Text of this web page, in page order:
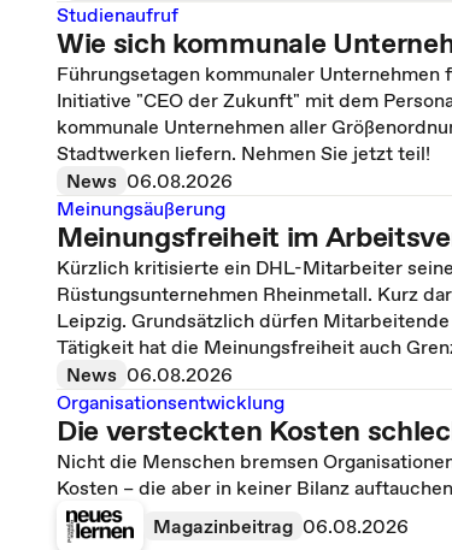
Studienaufruf
Wie sich kommunale
Führungsetagen kommunaler
Initiative "CEO der Zukunft" mit dem
kommunale Unternehmen aller
Stadtwerken liefern. Nehmen Sie jetzt teil!
News 06.08.2026
Meinungsäußerung
Meinungsfreiheit im
Kürzlich kritisierte ein DHL-Mitarbeiter
Rüstungsunternehmen Rheinmetall. Kurz
Leipzig. Grundsätzlich dürfen
Tätigkeit hat die Meinungsfreiheit auch
News 06.08.2026
Organisationsentwicklung
Die versteckten Kosten
Nicht die Menschen bremsen
Kosten – die aber in keiner Bilanz
Magazinbeitrag 06.08.2026